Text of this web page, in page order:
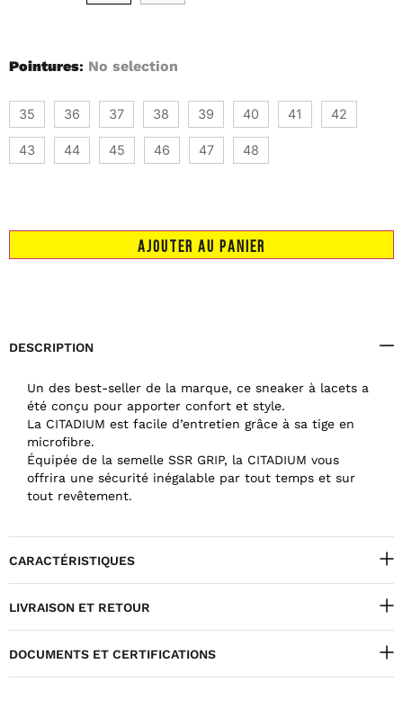
Pointures: No selection
35 36 37 38 39 40 41 42
43 44 45 46 47 48
AJOUTER AU PANIER
DESCRIPTION
Un des best-seller de la marque, ce sneaker à lacets a
été conçu pour apporter confort et style.
La CITADIUM est facile d’entretien grâce à sa tige en
microfibre.
Équipée de la semelle SSR GRIP, la CITADIUM vous
offrira une sécurité inégalable par tout temps et sur
tout revêtement.
CARACTÉRISTIQUES
LIVRAISON ET RETOUR
DOCUMENTS ET CERTIFICATIONS